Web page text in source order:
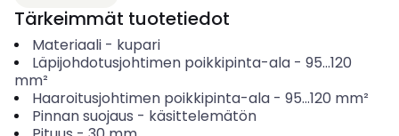
Tärkeimmät tuotetiedot
Materiaali- kupari
Läpijohdotusjohtimen poikkipinta-ala- 95...120
mm²
Haaroitusjohtimen poikkipinta-ala- 95...120 mm²
Pinnan suojaus - käsittelemätön